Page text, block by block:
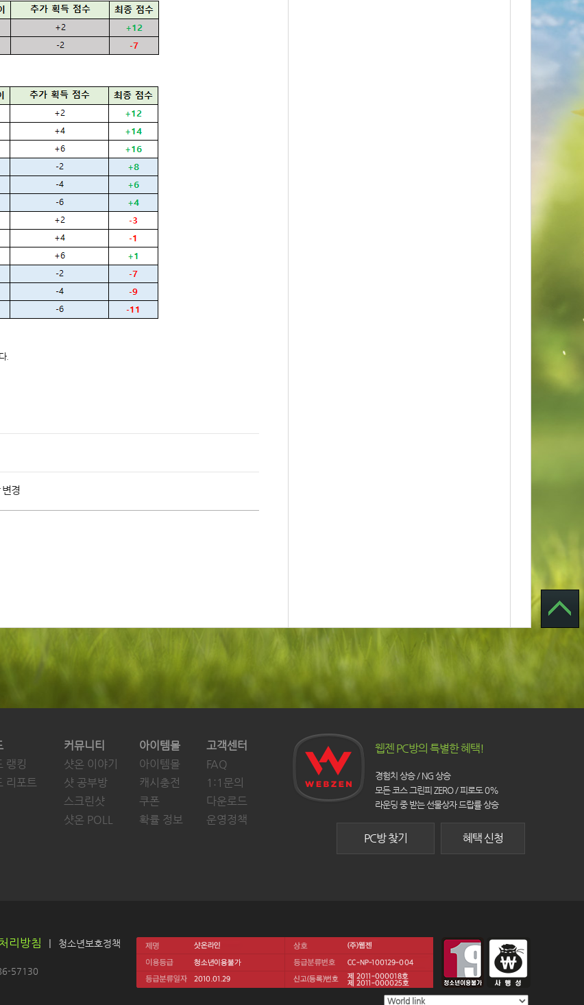
.
경
랭킹
리포트
커뮤니티
샷온 이야기
샷 공부방
스크린샷
샷온 POLL
아이템몰
아이템몰
캐시충전
쿠폰
확률 정보
고객센터
FAQ
1:1문의
다운로드
운영정책
웹젠 PC방의 특별한 혜택!
경험치 상승 / NG 상승
모든 코스 그린피 ZERO / 피로도 0%
라운딩 중 받는 선물상자 드랍률 상승
혜택 신청
PC방 찾기
리방침 | 청소년보호정책
57130